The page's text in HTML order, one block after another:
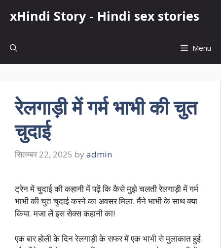
xHindi Story - Hindi sex stories
Menu
रेलगाड़ी में गर्म भाभी की चुत
चुदाई
सितम्बर 22, 2025 by admin
ट्रेन में चुदाई की कहानी में पढ़ें कि कैसे मुझे चलती रेलगाड़ी में गर्म
भाभी की चुत चुदाई करने का अवसर मिला. मैंने भाभी के साथ क्या
किया. मजा लें इस सेक्स कहानी का!
एक बार होली के दिन रेलगाड़ी के सफर में एक भाभी से मुलाकात हुई.